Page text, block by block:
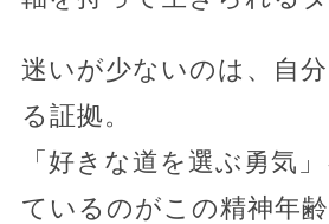
迷いが少ないのは、自
る証拠。
「好きな道を選ぶ勇気
ているのがこの精神年齢